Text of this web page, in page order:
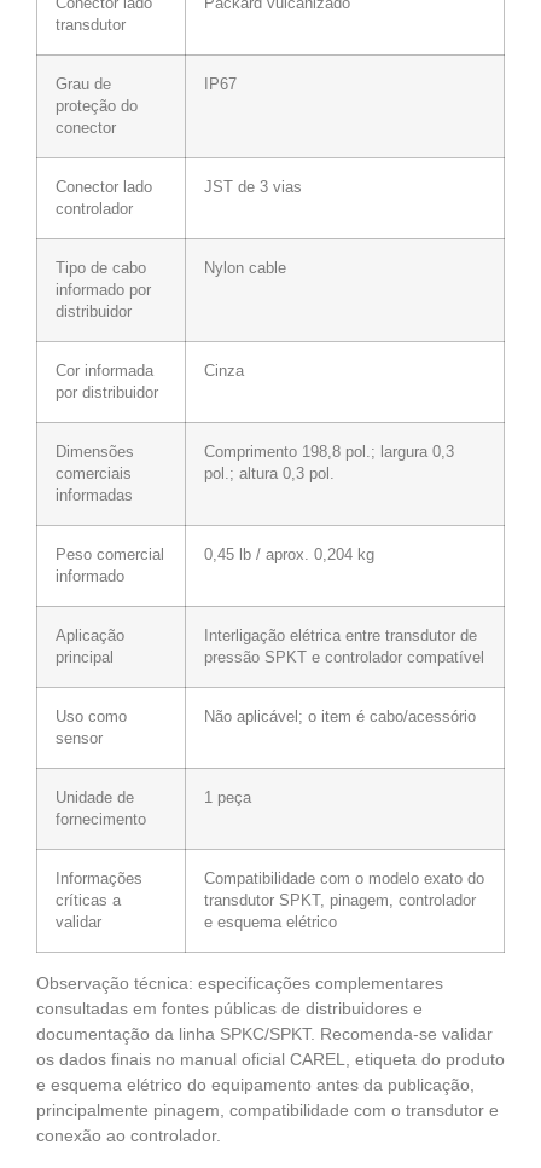
Conector lado
transdutor
Packard vulcanizado
Grau de
proteção do
conector
IP67
Conector lado
controlador
JST de 3 vias
Tipo de cabo
informado por
distribuidor
Nylon cable
Cor informada
por distribuidor
Cinza
Dimensões
comerciais
informadas
Comprimento 198,8 pol.; largura 0,3
pol.; altura 0,3 pol.
Peso comercial
informado
0,45 lb / aprox. 0,204 kg
Aplicação
principal
Interligação elétrica entre transdutor de
pressão SPKT e controlador compatível
Uso como
sensor
Não aplicável; o item é cabo/acessório
Unidade de
fornecimento
1 peça
Informações
críticas a
validar
Compatibilidade com o modelo exato do
transdutor SPKT, pinagem, controlador
e esquema elétrico
Observação técnica: especificações complementares
consultadas em fontes públicas de distribuidores e
documentação da linha SPKC/SPKT. Recomenda-se validar
os dados finais no manual oficial CAREL, etiqueta do produto
e esquema elétrico do equipamento antes da publicação,
principalmente pinagem, compatibilidade com o transdutor e
conexão ao controlador.